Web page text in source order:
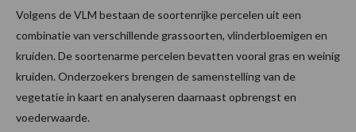
Volgens de VLM bestaan de soortenrijke percelen uit een
combinatie van verschillende grassoorten, vlinderbloemigen en
kruiden. De soortenarme percelen bevatten vooral gras en weinig
kruiden. Onderzoekers brengen de samenstelling van de
vegetatie in kaart en analyseren daarnaast opbrengst en
voederwaarde.